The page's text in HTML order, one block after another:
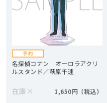
名探偵コナン オーロラアクリ
ルスタンド／萩原千速
在庫 × 1,650円